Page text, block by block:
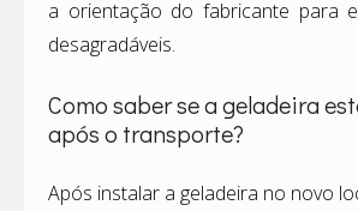
a orientação do fabricante para
desagradáveis.
Como saber se a geladeira
após o transporte?
Após instalar a geladeira no novo